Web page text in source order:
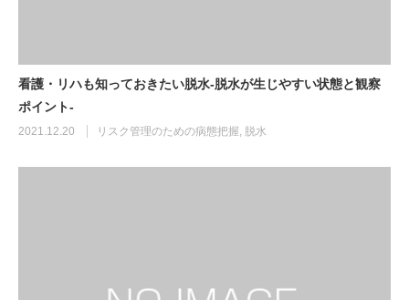
看護・リハも知っておきたい脱水-脱水が生じやすい状態と観察
ポイント-
2021.12.20 リスク管理のための病態把握, 脱水